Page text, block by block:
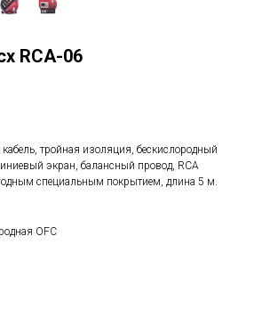
RCA-06
тройная изоляция, бескислородный
экран, балансный провод, RCA
специальным покрытием, длина 5 м.
OFC